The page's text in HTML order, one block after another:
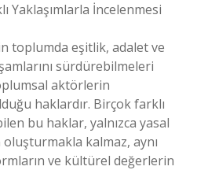
Yaklaşımlarla İncelenmesi
toplumda eşitlik, adalet ve
sürdürebilmeleri
aktörlerin
haklardır. Birçok farklı
bu haklar, yalnızca yasal
kalmaz, aynı
ve kültürel değerlerin